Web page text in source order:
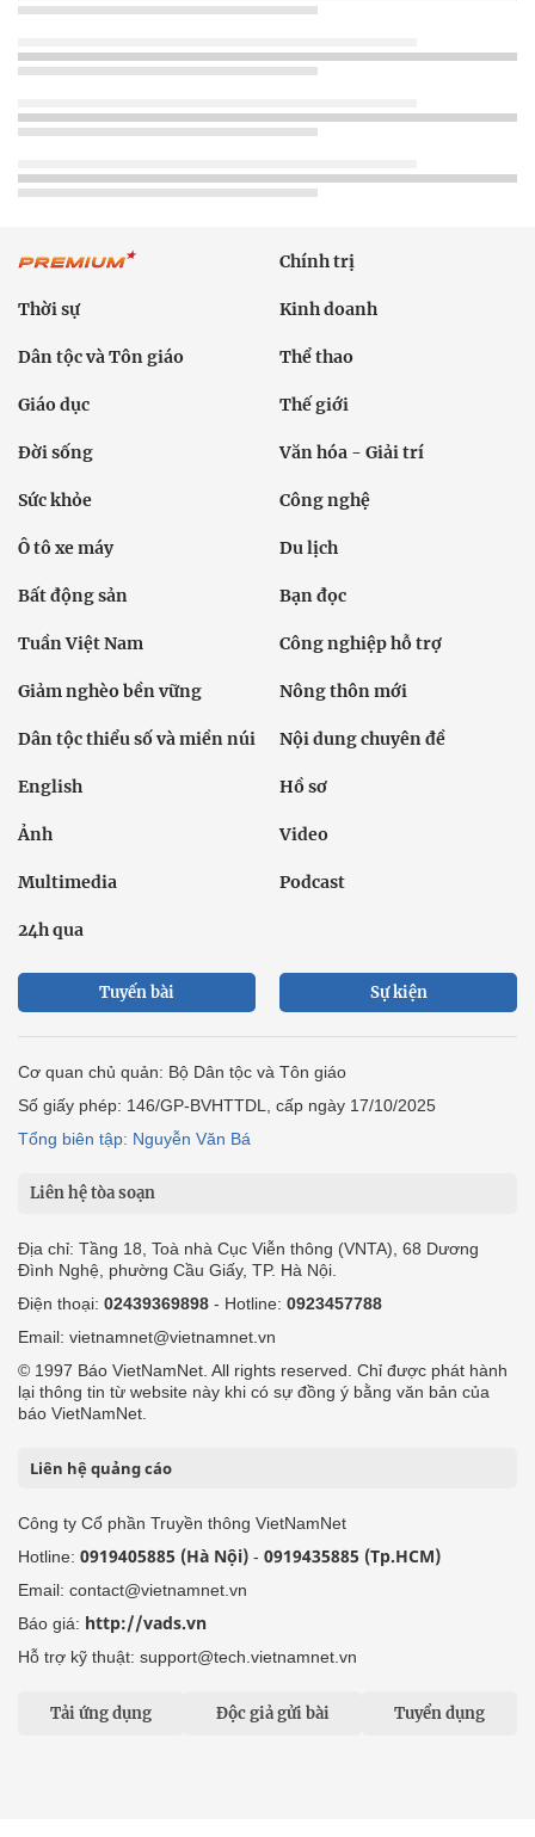
Chính trị
Thời sự Kinh doanh
Dân tộc và Tôn giáo Thể thao
Giáo dục Thế giới
Đời sống Văn hóa - Giải trí
Sức khỏe Công nghệ
Ô tô xe máy Du lịch
Bất động sản Bạn đọc
Tuần Việt Nam Công nghiệp hỗ trợ
Giảm nghèo bền vững Nông thôn mới
Dân tộc thiểu số và miền núi Nội dung chuyên đề
English Hồ sơ
Ảnh Video
Multimedia Podcast
24h qua
Tuyến bài Sự kiện
Cơ quan chủ quản: Bộ Dân tộc và Tôn giáo
Số giấy phép: 146/GP-BVHTTDL, cấp ngày 17/10/2025
Tổng biên tập: Nguyễn Văn Bá
Liên hệ tòa soạn
Địa chỉ: Tầng 18, Toà nhà Cục Viễn thông (VNTA), 68 Dương
Đình Nghệ, phường Cầu Giấy, TP. Hà Nội.
Điện thoại: 02439369898 - Hotline: 0923457788
Email: vietnamnet@vietnamnet.vn
© 1997 Báo VietNamNet. All rights reserved. Chỉ được phát hành
lại thông tin từ website này khi có sự đồng ý bằng văn bản của
báo VietNamNet.
Liên hệ quảng cáo
Công ty Cổ phần Truyền thông VietNamNet
Hotline: 0919405885 (Hà Nội) - 0919435885 (Tp.HCM)
Email: contact@vietnamnet.vn
Báo giá: http://vads.vn
Hỗ trợ kỹ thuật: support@tech.vietnamnet.vn
Tải ứng dụng Độc giả gửi bài Tuyển dụng